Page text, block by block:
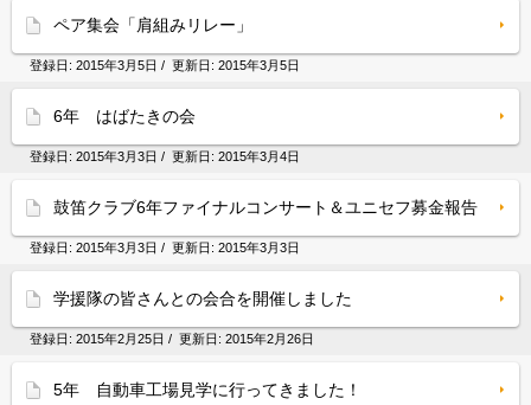
ペア集会「肩組みリレー」
登録日: 2015年3月5日 / 更新日: 2015年3月5日
6年 はばたきの会
登録日: 2015年3月3日 / 更新日: 2015年3月4日
鼓笛クラブ6年ファイナルコンサート＆ユニセフ募金報告
登録日: 2015年3月3日 / 更新日: 2015年3月3日
学援隊の皆さんとの会合を開催しました
登録日: 2015年2月25日 / 更新日: 2015年2月26日
5年 自動車工場見学に行ってきました！